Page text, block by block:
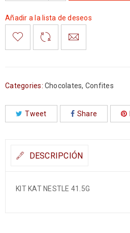
Añadir a la lista de deseos
Categories: Chocolates, Confites
Tweet Share
DESCRIPCIÓN
KIT KAT NESTLE 41.5G